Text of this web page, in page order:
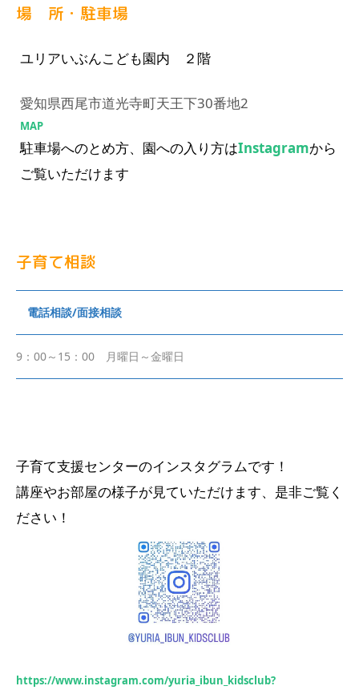
場 所・駐車場
ユリアいぶんこども園内 ２階
愛知県西尾市道光寺町天王下30番地2
MAP
駐車場へのとめ方、園への入り方はInstagramから
ご覧いただけます
子育て相談
電話相談/面接相談
9：00～15：00 月曜日～金曜日
子育て支援センターのインスタグラムです！
講座やお部屋の様子が見ていただけます、是非ご覧く
ださい！
https://www.instagram.com/yuria_ibun_kidsclub?